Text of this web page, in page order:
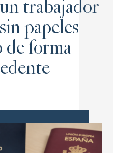
trabajador
papeles
de forma